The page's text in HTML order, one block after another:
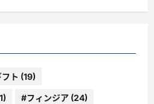
ト (19)
#フィンジア (24)